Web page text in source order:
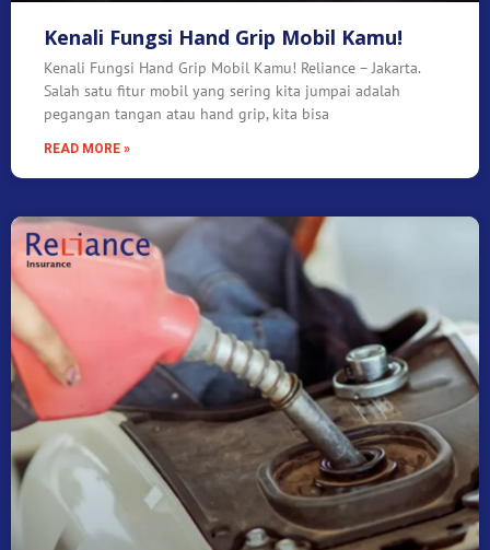
Kenali Fungsi Hand Grip Mobil Kamu!
Kenali Fungsi Hand Grip Mobil Kamu! Reliance – Jakarta.
Salah satu fitur mobil yang sering kita jumpai adalah
pegangan tangan atau hand grip, kita bisa
READ MORE »